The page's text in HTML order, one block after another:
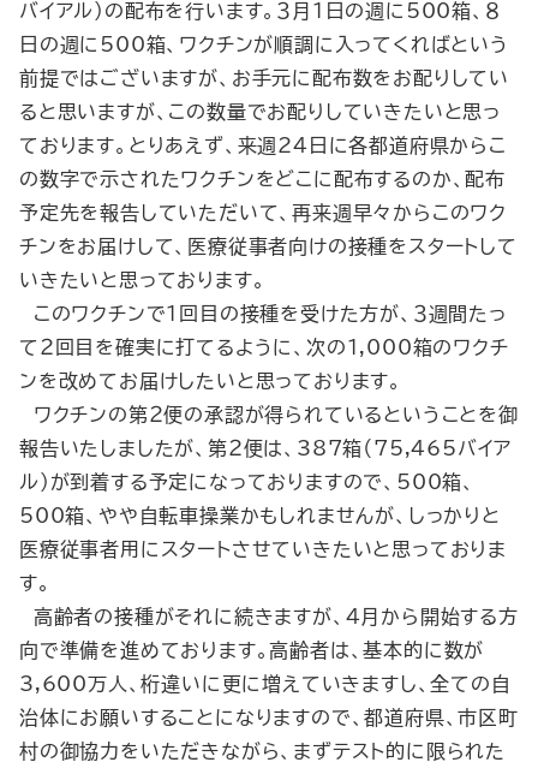
バイアル）の配布を行います。３月１日の週に500箱、８
日の週に500箱、ワクチンが順調に入ってくればという
前提ではございますが、お手元に配布数をお配りしてい
ると思いますが、この数量でお配りしていきたいと思っ
ております。とりあえず、来週24日に各都道府県からこ
の数字で示されたワクチンをどこに配布するのか、配布
予定先を報告していただいて、再来週早々からこのワク
チンをお届けして、医療従事者向けの接種をスタートして
いきたいと思っております。
このワクチンで１回目の接種を受けた方が、３週間たっ
て２回目を確実に打てるように、次の1,000箱のワクチ
ンを改めてお届けしたいと思っております。
ワクチンの第２便の承認が得られているということを御
報告いたしましたが、第２便は、387箱（75,465バイア
ル）が到着する予定になっておりますので、500箱、
500箱、やや自転車操業かもしれませんが、しっかりと
医療従事者用にスタートさせていきたいと思っておりま
す。
高齢者の接種がそれに続きますが、４月から開始する方
向で準備を進めております。高齢者は、基本的に数が
3,600万人、桁違いに更に増えていきますし、全ての自
治体にお願いすることになりますので、都道府県、市区町
村の御協力をいただきながら、まずテスト的に限られた